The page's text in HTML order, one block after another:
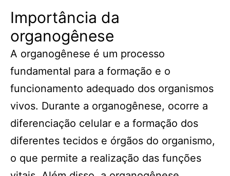
Importância da
organogênese
A organogênese é um processo
fundamental para a formação e o
funcionamento adequado dos organismos
vivos. Durante a organogênese, ocorre a
diferenciação celular e a formação dos
diferentes tecidos e órgãos do organismo,
o que permite a realização das funções